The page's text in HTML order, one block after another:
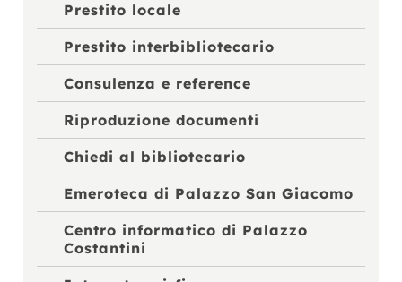
Prestito locale
Prestito interbibliotecario
Consulenza e reference
Riproduzione documenti
Chiedi al bibliotecario
Emeroteca di Palazzo San Giacomo
Centro informatico di Palazzo
Costantini